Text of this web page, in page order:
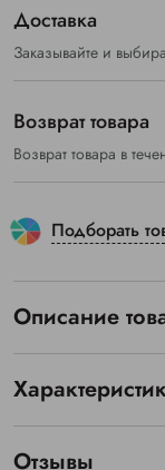
Доставка
Заказывайте и
Возврат товара
Возврат товара в
Подборать
Описание
Отзывы